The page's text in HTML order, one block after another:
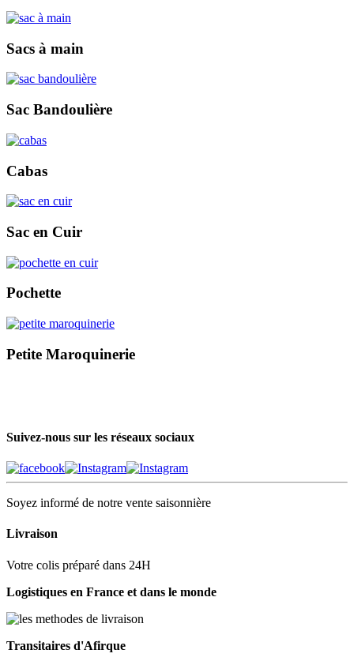
Sacs à main
Sac Bandoulière
Cabas
Sac en Cuir
Pochette
Petite Maroquinerie
Suivez-nous sur les réseaux sociaux
Soyez informé de notre vente saisonnière
Livraison
Votre colis préparé dans 24H
Logistiques en France et dans le monde
Transitaires d'Afirque